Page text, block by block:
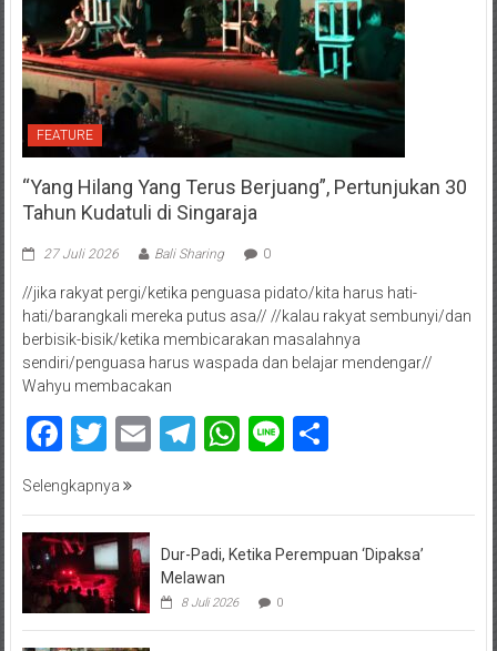
FEATURE
“Yang Hilang Yang Terus Berjuang”, Pertunjukan 30
Tahun Kudatuli di Singaraja
27 Juli 2026 Bali Sharing 0
//jika rakyat pergi/ketika penguasa pidato/kita harus hati-
hati/barangkali mereka putus asa// //kalau rakyat sembunyi/dan
berbisik-bisik/ketika membicarakan masalahnya
sendiri/penguasa harus waspada dan belajar mendengar//
Wahyu membacakan
Facebook
Twitter
EmailTelegram
WhatsApp
LineShare
Selengkapnya
Dur-Padi, Ketika Perempuan ‘Dipaksa’
Melawan
8 Juli 2026 0